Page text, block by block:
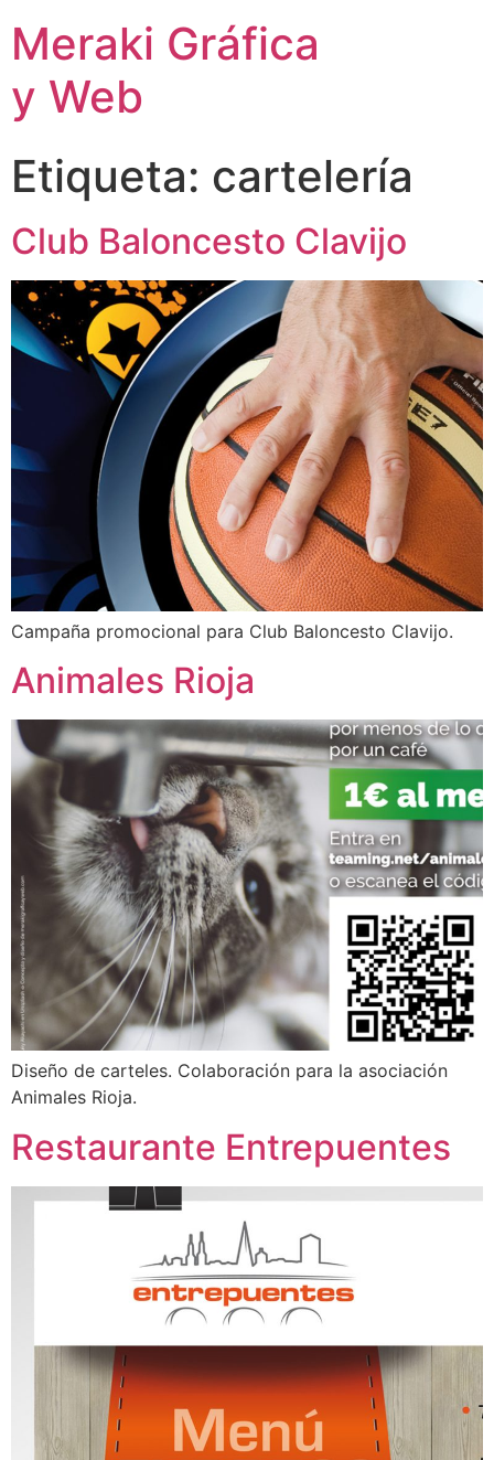
Meraki Gráfica
y Web
Etiqueta: cartelería
Club Baloncesto Clavijo
Campaña promocional para Club Baloncesto Clavijo.
Animales Rioja
Diseño de carteles. Colaboración para la asociación
Animales Rioja.
Restaurante Entrepuentes